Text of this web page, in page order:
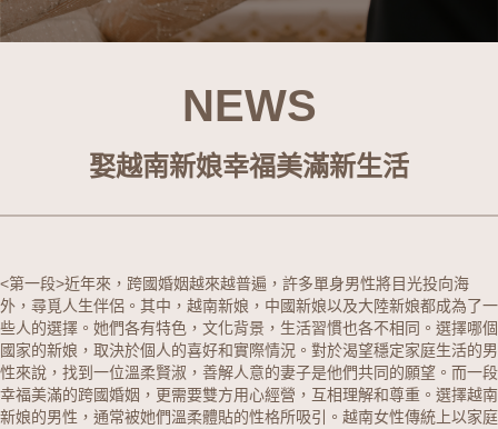
NEWS
娶越南新娘幸福美滿新生活
<第一段>近年來，跨國婚姻越來越普遍，許多單身男性將目光投向海
外，尋覓人生伴侶。其中， 越南新娘 ， 中國新娘以及大陸新娘都成為了一
些人的選擇。她們各有特色，文化背景，生活習慣也各不相同。選擇哪個
國家的新娘，取決於個人的喜好和實際情況。對於渴望穩定家庭生活的男
性來說，找到一位溫柔賢淑，善解人意的妻子是他們共同的願望。而一段
幸福美滿的跨國婚姻，更需要雙方用心經營，互相理解和尊重。 選擇越南
新娘的男性，通常被她們溫柔體貼的性格所吸引。越南女性傳統上以家庭